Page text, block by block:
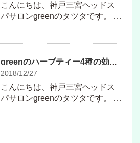
こんにちは、神戸三宮ヘッドス
パサロンgreenのタツタです。 …
greenのハーブティー4種の効能紹介
2018/12/27
こんにちは、神戸三宮ヘッドス
パサロンgreenのタツタです。 …